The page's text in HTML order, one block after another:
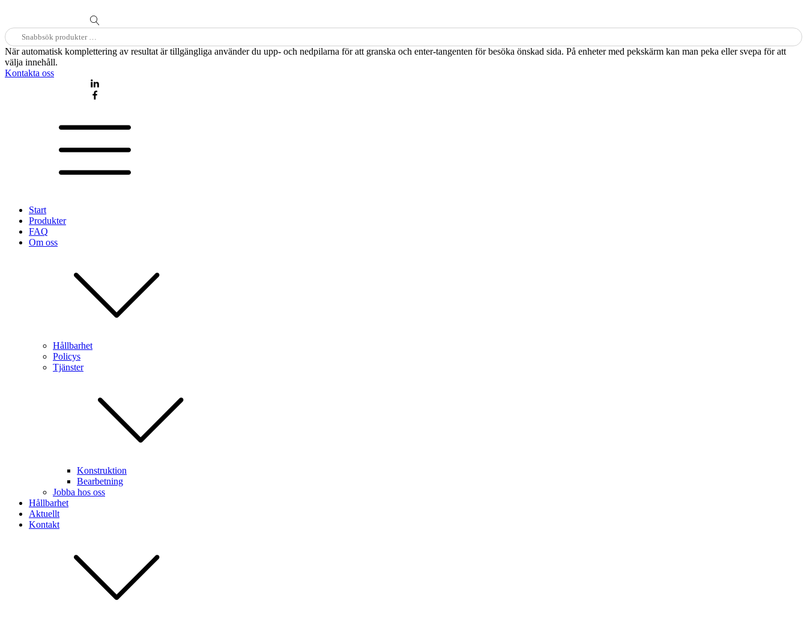
Sök
efter:
När automatisk komplettering av resultat är tillgängliga använder du upp- och nedpilarna för att granska och enter-tangenten för besöka önskad sida. På enheter med pekskärm kan man peka eller svepa för att
välja innehåll.
Kontakta oss
Start
Produkter
FAQ
Om oss
Hållbarhet
Policys
Tjänster
Konstruktion
Bearbetning
Jobba hos oss
Hållbarhet
Aktuellt
Kontakt